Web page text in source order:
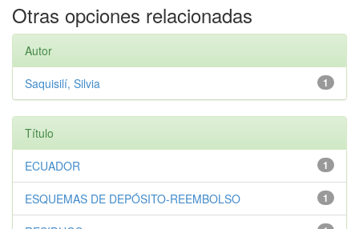
Otras opciones relacionadas
Autor
1
Saquisilí, Silvia
Título
1
ECUADOR
1
ESQUEMAS DE DEPÓSITO-REEMBOLSO